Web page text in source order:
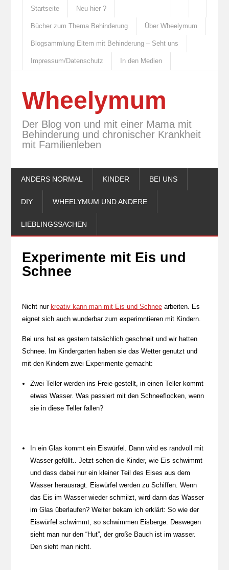
Startseite Neu hier ?
Bücher zum Thema Behinderung Über Wheelymum
Blogsammlung Eltern mit Behinderung – Seht uns
Impressum/Datenschutz In den Medien
Wheelymum
Der Blog von und mit einer Mama mit
Behinderung und chronischer Krankheit
mit Familienleben
ANDERS NORMAL KINDER BEI UNS
DIY WHEELYMUM UND ANDERE
LIEBLINGSSACHEN
Experimente mit Eis und
Schnee
Nicht nur kreativ kann man mit Eis und Schneearbeiten. Es
eignet sich auch wunderbar zum experimntieren mit Kindern.
Bei uns hat es gestern tatsächlich geschneit und wir hatten
Schnee. Im Kindergarten haben sie das Wetter genutzt und
mit den Kindern zwei Experimente gemacht:
Zwei Teller werden ins Freie gestellt, in einen Teller kommt
etwas Wasser. Was passiert mit den Schneeflocken, wenn
sie in diese Teller fallen?
In ein Glas kommt ein Eiswürfel. Dann wird es randvoll mit
Wasser gefüllt.. Jetzt sehen die Kinder, wie Eis schwimmt
und dass dabei nur ein kleiner Teil des Eises aus dem
Wasser herausragt. Eiswürfel werden zu Schiffen. Wenn
das Eis im Wasser wieder schmilzt, wird dann das Wasser
im Glas überlaufen? Weiter bekam ich erklärt: So wie der
Eiswürfel schwimmt, so schwimmen Eisberge. Deswegen
sieht man nur den “Hut”, der große Bauch ist im wasser.
Den sieht man nicht.